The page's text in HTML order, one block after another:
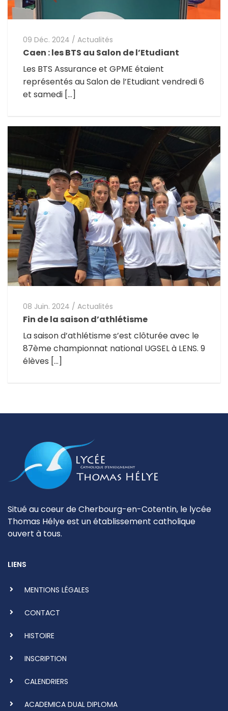
09 Déc. 2024 / Actualités
Caen : les BTS au Salon de l’Etudiant
Les BTS Assurance et GPME étaient
représentés au Salon de l’Etudiant vendredi 6
et samedi […]
08 Juin. 2024 / Actualités
Fin de la saison d’athlétisme
La saison d’athlétisme s’est clôturée avec le
87ème championnat national UGSEL à LENS. 9
élèves […]
Situé au coeur de Cherbourg-en-Cotentin, le lycée
Thomas Hélye est un établissement catholique
ouvert à tous.
LIENS
MENTIONS LÉGALES
CONTACT
HISTOIRE
INSCRIPTION
CALENDRIERS
ACADEMICA DUAL DIPLOMA